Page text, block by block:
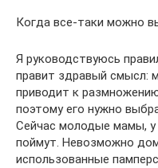
Когда все-таки можно
Я руководствуюсь
правит здравый смысл:
приводит к
поэтому его нужно
Сейчас молодые мамы, у
поймут. Невозможно
использованные